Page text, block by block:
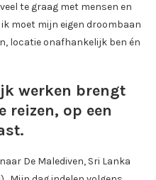
te graag met mensen en
moet mijn eigen droombaan
locatie onafhankelijk ben én
werken brengt
reizen, op een
De Malediven, Sri Lanka